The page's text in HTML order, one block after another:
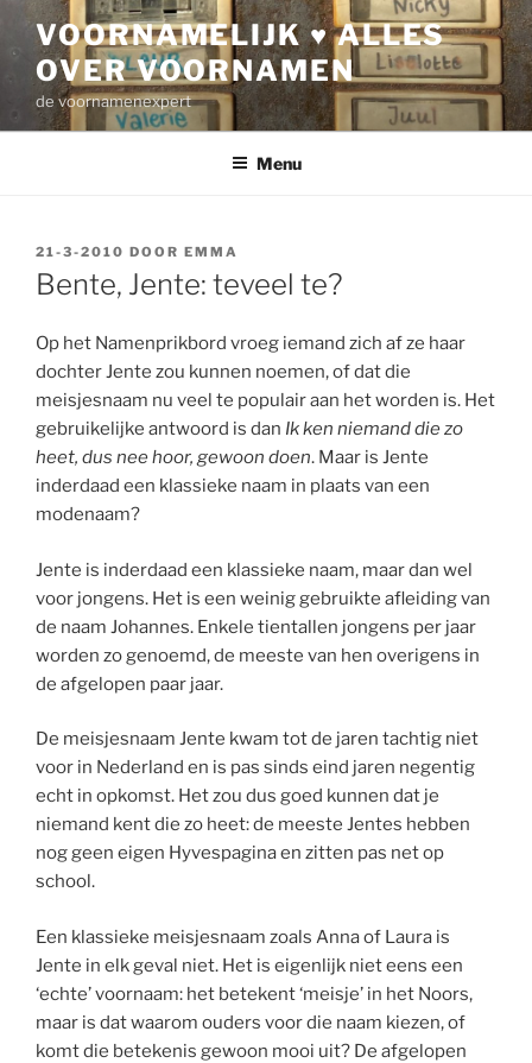
inhoud
VOORNAMELIJK ♥ ALLES
OVER VOORNAMEN
de voornamenexpert
Menu
GEPLAATST
OP
21-3-2010 DOOR EMMA
Bente, Jente: teveel te?
Op het Namenprikbord vroeg iemand zich af ze haar
dochter Jente zou kunnen noemen, of dat die
meisjesnaam nu veel te populair aan het worden is. Het
gebruikelijke antwoord is dan Ik ken niemand die zo
heet, dus nee hoor, gewoon doen. Maar is Jente
inderdaad een klassieke naam in plaats van een
modenaam?
Jente is inderdaad een klassieke naam, maar dan wel
voor jongens. Het is een weinig gebruikte afleiding van
de naam Johannes. Enkele tientallen jongens per jaar
worden zo genoemd, de meeste van hen overigens in
de afgelopen paar jaar.
De meisjesnaam Jente kwam tot de jaren tachtig niet
voor in Nederland en is pas sinds eind jaren negentig
echt in opkomst. Het zou dus goed kunnen dat je
niemand kent die zo heet: de meeste Jentes hebben
nog geen eigen Hyvespagina en zitten pas net op
school.
Een klassieke meisjesnaam zoals Anna of Laura is
Jente in elk geval niet. Het is eigenlijk niet eens een
‘echte’ voornaam: het betekent ‘meisje’ in het Noors,
maar is dat waarom ouders voor die naam kiezen, of
komt die betekenis gewoon mooi uit? De afgelopen